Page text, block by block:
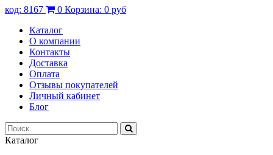
код: 8167 0 Корзина: 0 руб
Каталог
О компании
Контакты
Доставка
Оплата
Отзывы покупателей
Личный кабинет
Блог
Каталог